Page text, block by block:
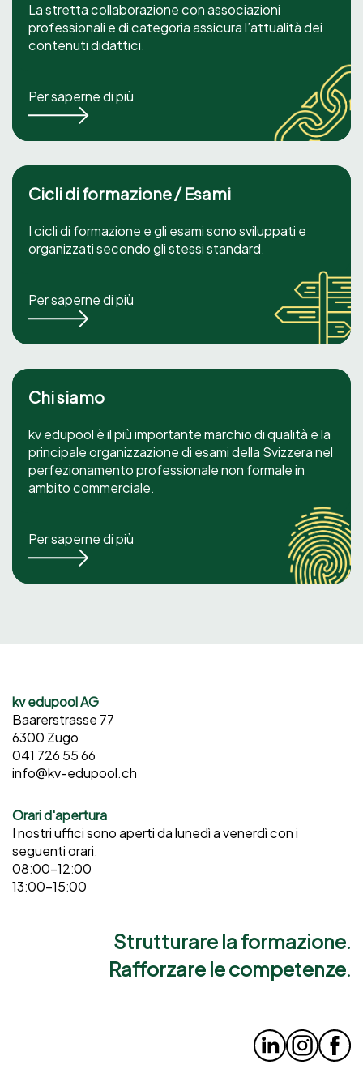
La stretta collaborazione con associazioni
professionali e di categoria assicura l’attualità dei
contenuti didattici.
Per saperne di più
Cicli di formazione / Esami
I cicli di formazione e gli esami sono sviluppati e
organizzati secondo gli stessi standard.
Per saperne di più
Chi siamo
kv edupool è il più importante marchio di qualità e la
principale organizzazione di esami della Svizzera nel
perfezionamento professionale non formale in
ambito commerciale.
Per saperne di più
kv edupool AG
Baarerstrasse 77
6300 Zugo
041 726 55 66
info@kv-edupool.ch
Orari d'apertura
I nostri uffici sono aperti da lunedì a venerdì con i
seguenti orari:
08:00–12:00
13:00–15:00
Strutturare la formazione.
Rafforzare le competenze.